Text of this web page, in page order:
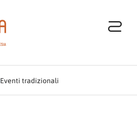
Eventi tradizionali